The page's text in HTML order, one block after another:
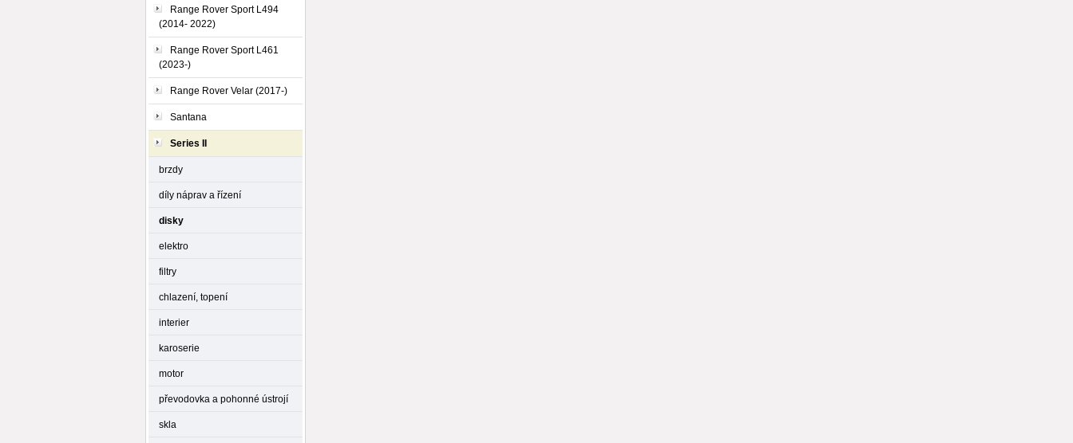
Range Rover Sport L494
(2014- 2022)
Range Rover Sport L461
(2023-)
Range Rover Velar (2017-)
Santana
Series II
brzdy
díly náprav a řízení
disky
elektro
filtry
chlazení, topení
interier
karoserie
motor
převodovka a pohonné ústrojí
skla